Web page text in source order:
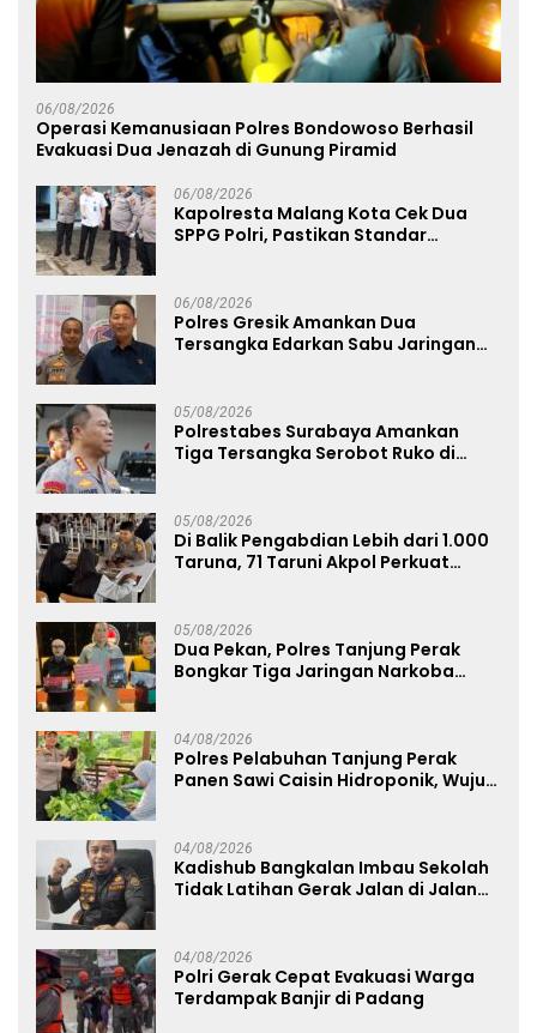
06/08/2026
Operasi Kemanusiaan Polres Bondowoso Berhasil
Evakuasi Dua Jenazah di Gunung Piramid
06/08/2026
Kapolresta Malang Kota Cek Dua
SPPG Polri, Pastikan Standar
06/08/2026
Polres Gresik Amankan Dua
Tersangka Edarkan Sabu Jaringan
05/08/2026
Polrestabes Surabaya Amankan
Tiga Tersangka Serobot Ruko di
05/08/2026
Di Balik Pengabdian Lebih dari 1.000
Taruna, 71 Taruni Akpol Perkuat
05/08/2026
Dua Pekan, Polres Tanjung Perak
Bongkar Tiga Jaringan Narkoba
04/08/2026
Polres Pelabuhan Tanjung Perak
Panen Sawi Caisin Hidroponik, Wujud
04/08/2026
Kadishub Bangkalan Imbau Sekolah
Tidak Latihan Gerak Jalan di Jalan
04/08/2026
Polri Gerak Cepat Evakuasi Warga
Terdampak Banjir di Padang